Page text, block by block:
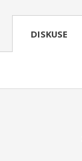
DISKUSE